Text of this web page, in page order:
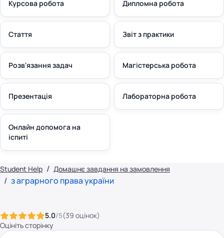
Курсова робота Дипломна робота
Стаття Звіт з практики
Розв'язання задач Магістерська робота
Презентація Лабораторна робота
Онлайн допомога на
іспиті
Student Help Домашнє завдання на замовлення
з аграрного права україни
5.0/5(39 оцінок)
Оцініть сторінку